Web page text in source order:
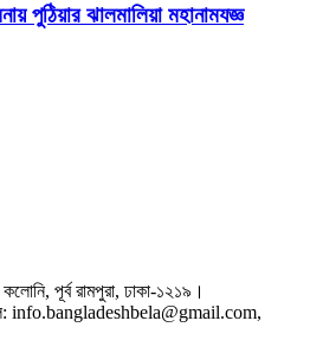
পুঠিয়ার ঝালমালিয়া মহানামযজ্ঞ
পূর্ব রামপুরা, ঢাকা-১২১৯।
info.bangladeshbela@gmail.com,